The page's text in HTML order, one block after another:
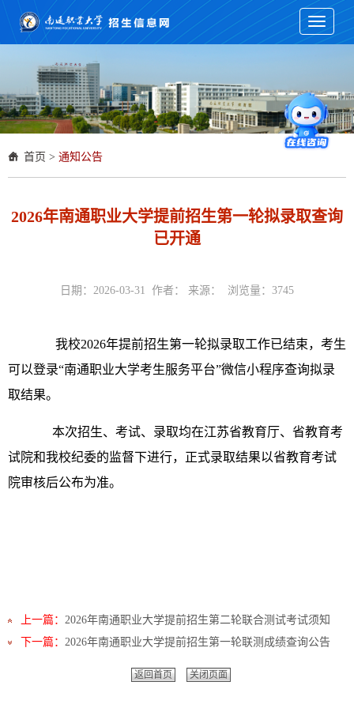
Toggle
首页 > 通知公告
2026年南通职业大学提前招生第一轮拟录取查询
已开通
日期：2026-03-31 作者： 来源： 浏览量： 3745
我校2026年提前招生第一轮拟录取工作已结束，考生
可以登录“南通职业大学考生服务平台”微信小程序查询拟录
取结果。
本次招生、考试、录取均在江苏省教育厅、省教育考
试院和我校纪委的监督下进行，正式录取结果以省教育考试
院审核后公布为准。
上一篇： 2026年南通职业大学提前招生第二轮联合测试考试须知
下一篇： 2026年南通职业大学提前招生第一轮联测成绩查询公告
返回首页 关闭页面